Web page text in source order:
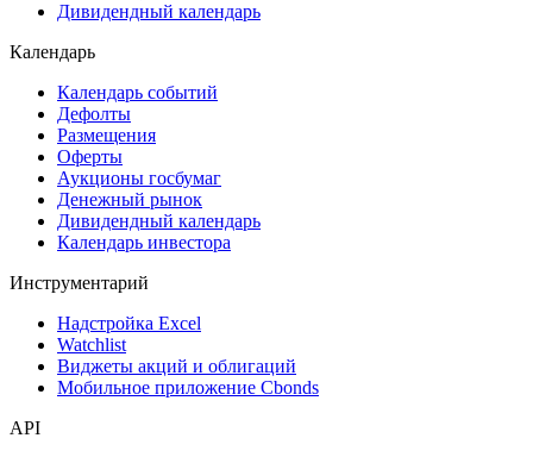
Дивидендный календарь
Календарь
Календарь событий
Дефолты
Размещения
Оферты
Аукционы госбумаг
Денежный рынок
Дивидендный календарь
Календарь инвестора
Инструментарий
Надстройка Excel
Watchlist
Виджеты акций и облигаций
Мобильное приложение Cbonds
API